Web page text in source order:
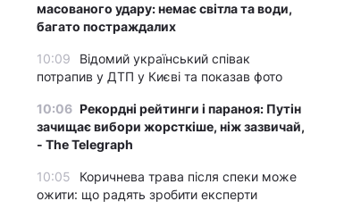
масованого удару: немає світла та води,
багато постраждалих
10:09
Відомий український співак
потрапив у ДТП у Києві та показав фото
10:06 Рекордні рейтинги і параноя: Путін
зачищає вибори жорсткіше, ніж зазвичай,
- The Telegraph
10:05
Коричнева трава після спеки може
ожити: що радять зробити експерти